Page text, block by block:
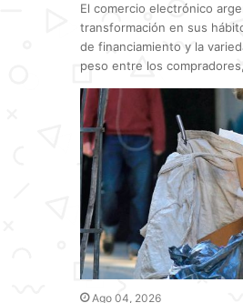
El comercio electrónico
transformación en sus
de financiamiento y la
peso entre los
Ago 04, 2026